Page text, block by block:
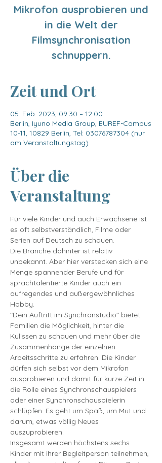
Mikrofon ausprobieren und
in die Welt der
Filmsynchronisation
schnuppern.
Zeit und Ort
05. Feb. 2023, 09:30 – 12:00
Berlin, Iyuno Media Group, EUREF-Campus
10-11, 10829 Berlin, Tel: 03076787304 (nur
am Veranstaltungstag)
Über die
Veranstaltung
Für viele Kinder und auch Erwachsene ist
es oft selbstverständlich, Filme oder
Serien auf Deutsch zu schauen.
Die Branche dahinter ist relativ
unbekannt. Aber hier verstecken sich eine
Menge spannender Berufe und für
sprachtalentierte Kinder auch ein
aufregendes und außergewöhnliches
Hobby.
"Dein Auftritt im Synchronstudio" bietet
Familien die Möglichkeit, hinter die
Kulissen zu schauen und mehr über die
Zusammenhänge der einzelnen
Arbeitsschritte zu erfahren. Die Kinder
dürfen sich selbst vor dem Mikrofon
ausprobieren und damit für kurze Zeit in
die Rolle eines Synchronschauspielers
oder einer Synchronschauspielerin
schlüpfen. Es geht um Spaß, um Mut und
darum, etwas völlig Neues
auszuprobieren.
Insgesamt werden höchstens sechs
Kinder mit ihrer Begleitperson teilnehmen,